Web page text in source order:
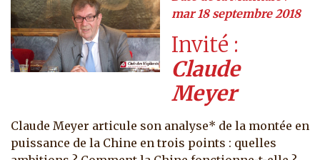
mar 18 septembre 2018
Invité
Claude
Meyer
Claude Meyer articule son analyse* de la montée en
puissance de la Chine en trois points : quelles